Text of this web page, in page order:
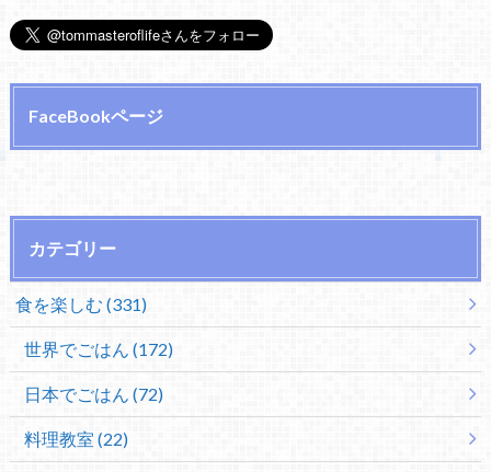
FaceBookページ
カテゴリー
食を楽しむ (331)
世界でごはん (172)
日本でごはん (72)
料理教室 (22)